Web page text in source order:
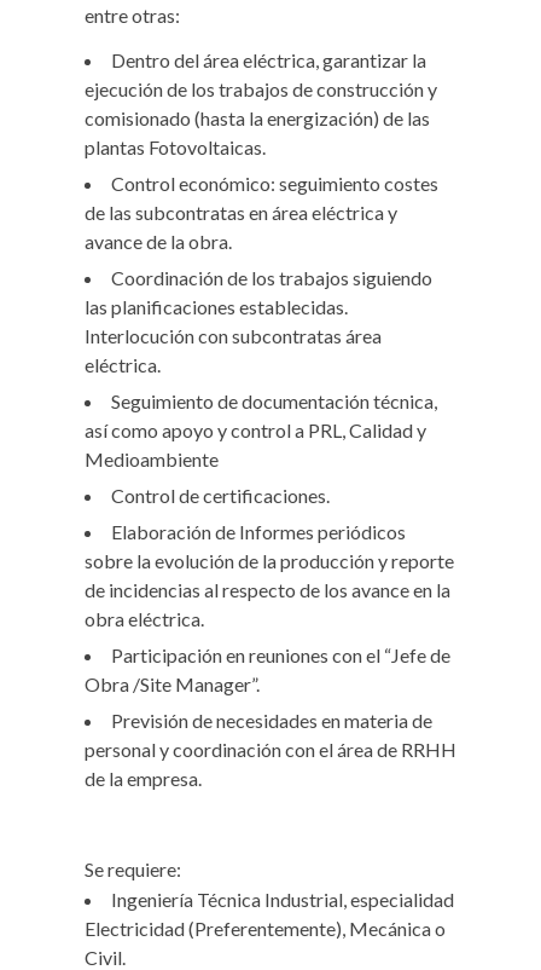
entre otras:
Dentro del área eléctrica, garantizar la
ejecución de los trabajos de construcción y
comisionado (hasta la energización) de las
plantas Fotovoltaicas.
Control económico: seguimiento costes
de las subcontratas en área eléctrica y
avance de la obra.
Coordinación de los trabajos siguiendo
las planificaciones establecidas.
Interlocución con subcontratas área
eléctrica.
Seguimiento de documentación técnica,
así como apoyo y control a PRL, Calidad y
Medioambiente
Control de certificaciones.
Elaboración de Informes periódicos
sobre la evolución de la producción y reporte
de incidencias al respecto de los avance en la
obra eléctrica.
Participación en reuniones con el “Jefe de
Obra /Site Manager”.
Previsión de necesidades en materia de
personal y coordinación con el área de RRHH
de la empresa.
Se requiere:
Ingeniería Técnica Industrial, especialidad
Electricidad (Preferentemente), Mecánica o
Civil.